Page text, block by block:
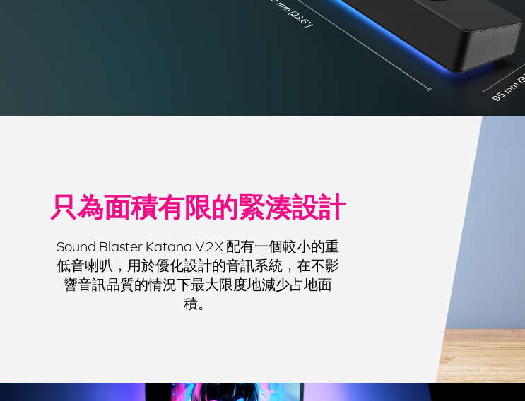
只為面積有限的緊湊設計
Sound Blaster Katana V2X 配有一個較小的重
低音喇叭，用於優化設計的音訊系統，在不影
響音訊品質的情況下最大限度地減少占地面
積。